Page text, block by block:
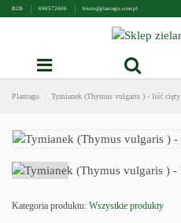
B2B 690572606 biuro@plantago.com.pl
Plantago Tymianek (Thymus vulgaris ) - liść cięty
Kategoria produktu: Wszystkie produkty